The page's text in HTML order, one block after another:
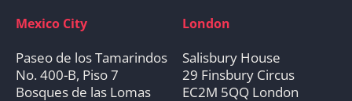
Mexico City
Paseo de los Tamarindos
No. 400-B, Piso 7
Bosques de las Lomas
London
Salisbury House
29 Finsbury Circus
EC2M 5QQ London